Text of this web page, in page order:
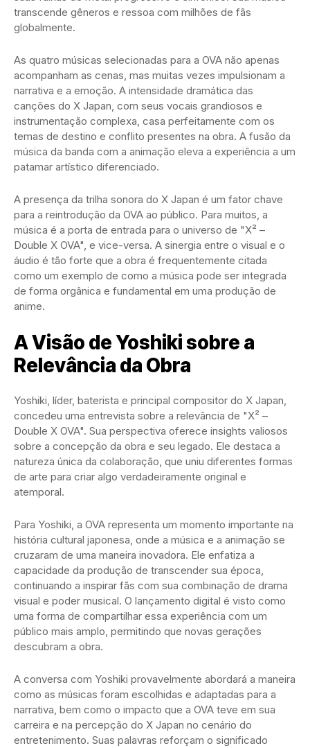
transcende gêneros e ressoa com milhões de fãs
globalmente.
As quatro músicas selecionadas para a OVA não apenas
acompanham as cenas, mas muitas vezes impulsionam a
narrativa e a emoção. A intensidade dramática das
canções do X Japan, com seus vocais grandiosos e
instrumentação complexa, casa perfeitamente com os
temas de destino e conflito presentes na obra. A fusão da
música da banda com a animação eleva a experiência a um
patamar artístico diferenciado.
A presença da trilha sonora do X Japan é um fator chave
para a reintrodução da OVA ao público. Para muitos, a
música é a porta de entrada para o universo de "X² –
Double X OVA", e vice-versa. A sinergia entre o visual e o
áudio é tão forte que a obra é frequentemente citada
como um exemplo de como a música pode ser integrada
de forma orgânica e fundamental em uma produção de
anime.
A Visão de Yoshiki sobre a
Relevância da Obra
Yoshiki, líder, baterista e principal compositor do X Japan,
concedeu uma entrevista sobre a relevância de "X² –
Double X OVA". Sua perspectiva oferece insights valiosos
sobre a concepção da obra e seu legado. Ele destaca a
natureza única da colaboração, que uniu diferentes formas
de arte para criar algo verdadeiramente original e
atemporal.
Para Yoshiki, a OVA representa um momento importante na
história cultural japonesa, onde a música e a animação se
cruzaram de uma maneira inovadora. Ele enfatiza a
capacidade da produção de transcender sua época,
continuando a inspirar fãs com sua combinação de drama
visual e poder musical. O lançamento digital é visto como
uma forma de compartilhar essa experiência com um
público mais amplo, permitindo que novas gerações
descubram a obra.
A conversa com Yoshiki provavelmente abordará a maneira
como as músicas foram escolhidas e adaptadas para a
narrativa, bem como o impacto que a OVA teve em sua
carreira e na percepção do X Japan no cenário do
entretenimento. Suas palavras reforçam o significado